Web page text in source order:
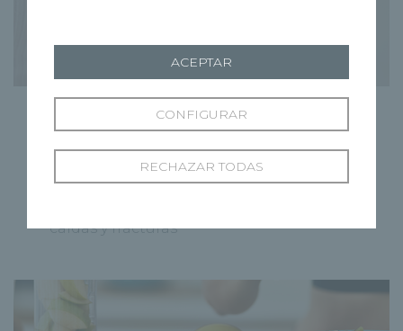
2️
Músculo
Evaluación de masa muscular con BIA
Dinamometríapara medir fuerza
caídas y fracturas
RECHAZAR TODAS
CONFIGURAR
ACEPTAR